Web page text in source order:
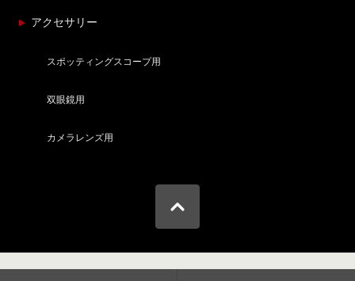
アクセサリー
スポッティングスコープ用
双眼鏡用
カメラレンズ用